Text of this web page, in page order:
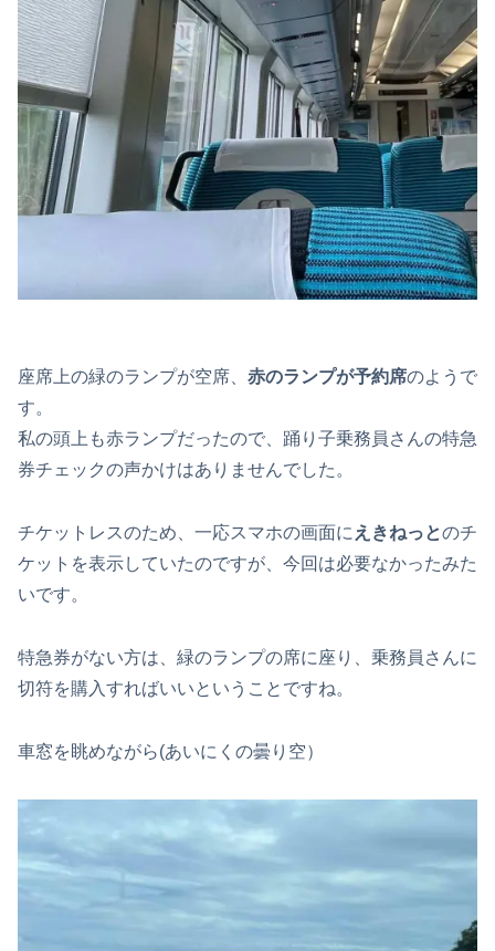
座席上の緑のランプが空席、 赤のランプが予約席のようで
す。
私の頭上も赤ランプだったので、踊り子乗務員さんの特急
券チェックの声かけはありませんでした。
チケットレスのため、一応スマホの画面に えきねっとのチ
ケットを表示していたのですが、今回は必要なかったみた
いです。
特急券がない方は、緑のランプの席に座り、乗務員さんに
切符を購入すればいいということですね。
車窓を眺めながら(あいにくの曇り空）